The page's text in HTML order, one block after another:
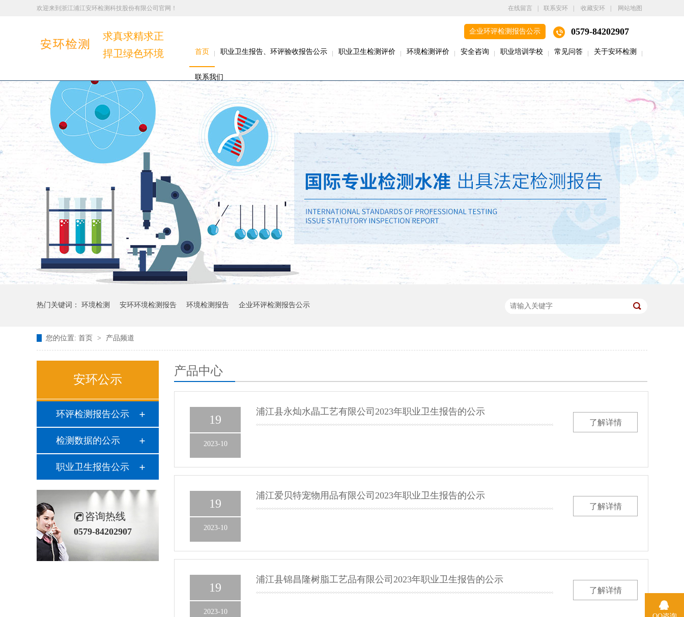
在线留言 联系安环 收藏安环 网站地图
欢迎来到浙江浦江安环检测科技股份有限公司官网！
求真求精求正
捍卫绿色环境
企业环评检测报告公示 0579-84202907
首页 职业卫生报告、环评验收报告公示 职业卫生检测评价 环境检测评价 安全咨询 职业培训学校 常见问答 关于安环检测
联系我们
热门关键词： 环境检测 安环环境检测报告 环境检测报告 企业环评检测报告公示
您的位置: 首页 > 产品频道
安环公示
环评检测报告公示
检测数据的公示
职业卫生报告公示
咨询热线
0579-84202907
产品中心
19
2023-10
浦江县永灿水晶工艺有限公司2023年职业卫生报告的公示
了解详情
19
2023-10
浦江爱贝特宠物用品有限公司2023年职业卫生报告的公示
了解详情
19
2023-10
浦江县锦昌隆树脂工艺品有限公司2023年职业卫生报告的公示
了解详情